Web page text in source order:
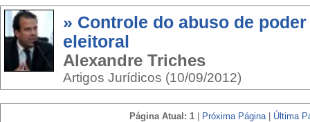
» Controle do abuso de
eleitoral
Alexandre Triches
Artigos Jurídicos (10/09/2012)
Página Atual: 1 Próxima Página Última